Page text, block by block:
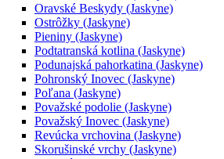
Oravské Beskydy (Jaskyne)
Ostrôžky (Jaskyne)
Pieniny (Jaskyne)
Podtatranská kotlina (Jaskyne)
Podunajská pahorkatina (Jaskyne)
Pohronský Inovec (Jaskyne)
Poľana (Jaskyne)
Považské podolie (Jaskyne)
Považský Inovec (Jaskyne)
Revúcka vrchovina (Jaskyne)
Skorušinské vrchy (Jaskyne)